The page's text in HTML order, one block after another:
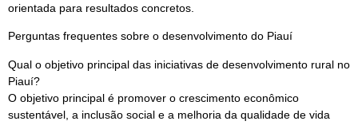
orientada para resultados concretos.
Perguntas frequentes sobre o desenvolvimento do Piauí
Qual o objetivo principal das iniciativas de desenvolvimento rural no
Piauí?
O objetivo principal é promover o crescimento econômico
sustentável, a inclusão social e a melhoria da qualidade de vida